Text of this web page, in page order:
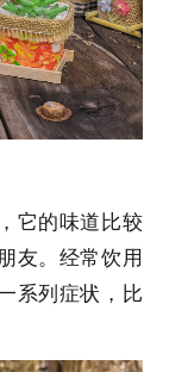
它的味道比较
友。经常饮用
系列症状，比